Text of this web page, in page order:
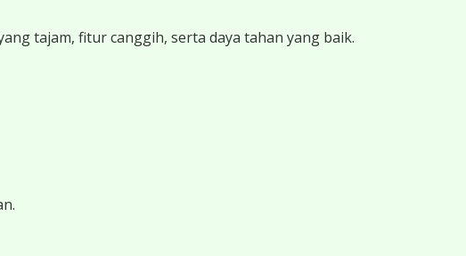
tajam, fitur canggih, serta daya tahan yang baik.